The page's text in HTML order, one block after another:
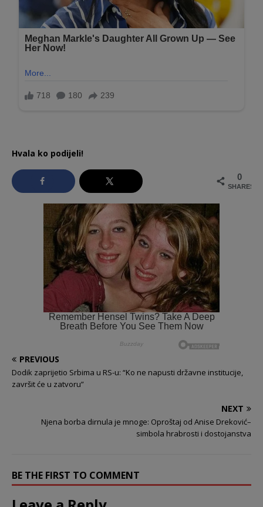
Hvala ko podijeli!
0
SHARES
PREVIOUS
​Dodik zaprijetio Srbima u RS-u: “Ko ne napusti državne institucije,
završit će u zatvoru”
NEXT
Njena borba dirnula je mnoge: Oproštaj od Anise Dreković–
simbola hrabrosti i dostojanstva
BE THE FIRST TO COMMENT